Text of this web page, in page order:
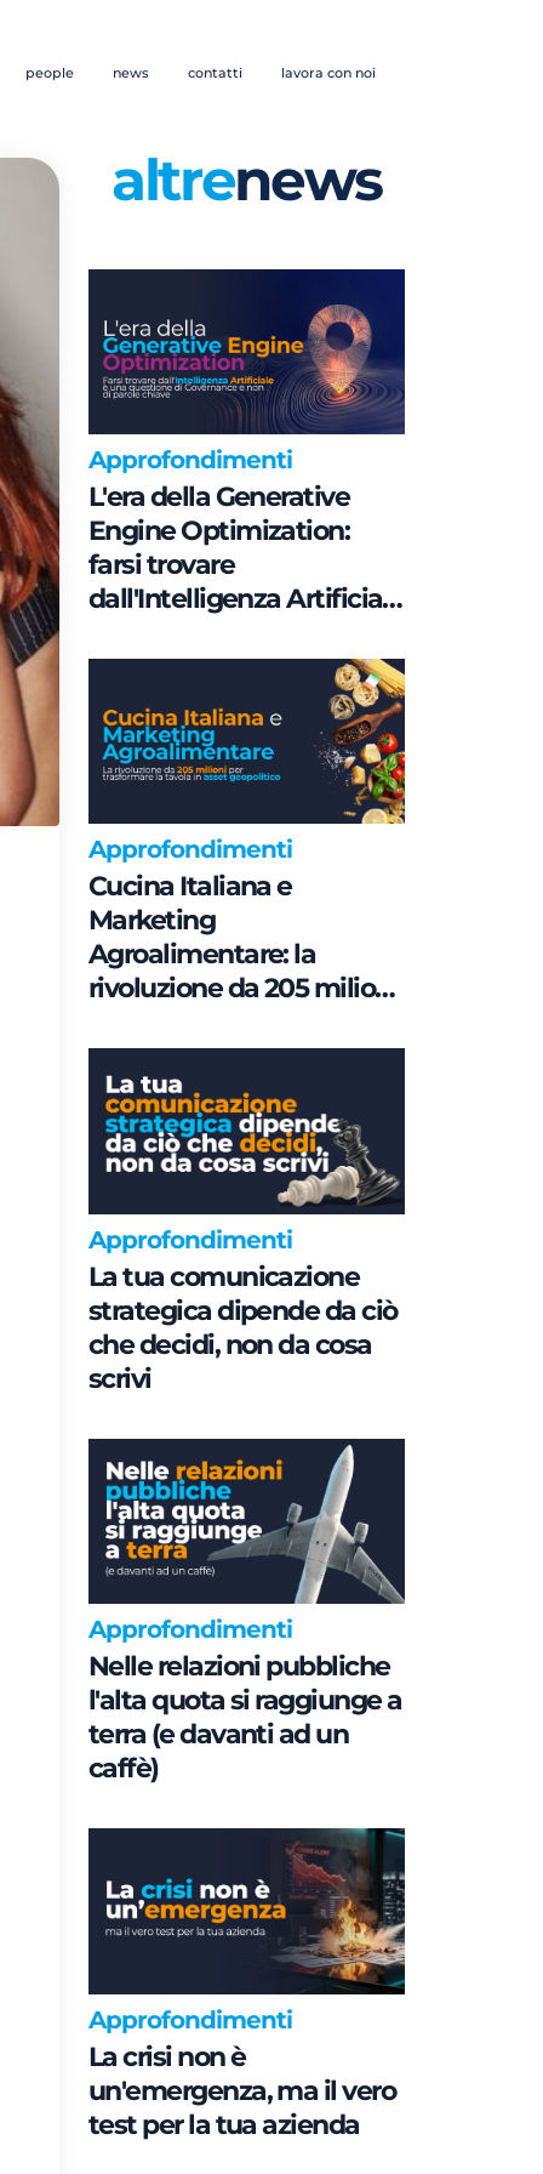
people news contatti lavora con noi
altrenews
Approfondimenti
L'era della Generative
Engine Optimization:
farsi trovare
dall'Intelligenza Artificiale
Governance e non di
parole chiave
Approfondimenti
Cucina Italiana e
Marketing
Agroalimentare: la
rivoluzione da 205 milioni
in asset geopolitico
Approfondimenti
La tua comunicazione
strategica dipende da ciò
che decidi, non da cosa
scrivi
Approfondimenti
Nelle relazioni pubbliche
l'alta quota si raggiunge a
terra (e davanti ad un
caffè)
Approfondimenti
La crisi non è
un'emergenza, ma il vero
test per la tua azienda